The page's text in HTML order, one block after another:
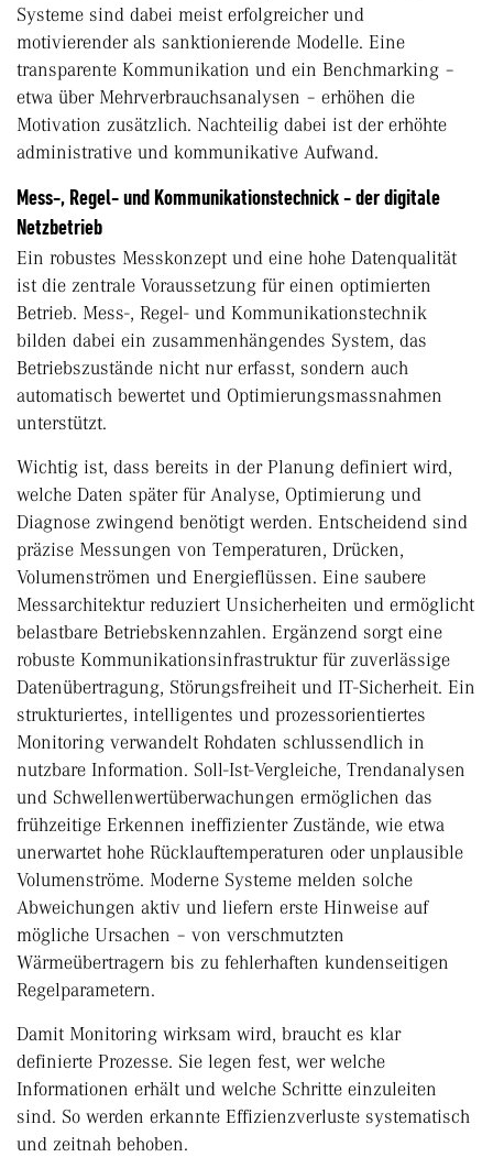
Systeme sind dabei meist erfolgreicher und
motivierender als sanktionierende Modelle. Eine
transparente Kommunikation und ein Benchmarking –
etwa über Mehrverbrauchsanalysen – erhöhen die
Motivation zusätzlich. Nachteilig dabei ist der erhöhte
administrative und kommunikative Aufwand.
Mess-, Regel- und Kommunikationstechnick - der digitale
Netzbetrieb
Ein robustes Messkonzept und eine hohe Datenqualität
ist die zentrale Voraussetzung für einen optimierten
Betrieb. Mess-, Regel- und Kommunikationstechnik
bilden dabei ein zusammenhängendes System, das
Betriebszustände nicht nur erfasst, sondern auch
automatisch bewertet und Optimierungsmassnahmen
unterstützt.
Wichtig ist, dass bereits in der Planung definiert wird,
welche Daten später für Analyse, Optimierung und
Diagnose zwingend benötigt werden. Entscheidend sind
präzise Messungen von Temperaturen, Drücken,
Volumenströmen und Energieflüssen. Eine saubere
Messarchitektur reduziert Unsicherheiten und ermöglicht
belastbare Betriebskennzahlen. Ergänzend sorgt eine
robuste Kommunikationsinfrastruktur für zuverlässige
Datenübertragung, Störungsfreiheit und IT-Sicherheit. Ein
strukturiertes, intelligentes und prozessorientiertes
Monitoring verwandelt Rohdaten schlussendlich in
nutzbare Information. Soll-Ist-Vergleiche, Trendanalysen
und Schwellenwertüberwachungen ermöglichen das
frühzeitige Erkennen ineffizienter Zustände, wie etwa
unerwartet hohe Rücklauftemperaturen oder unplausible
Volumenströme. Moderne Systeme melden solche
Abweichungen aktiv und liefern erste Hinweise auf
mögliche Ursachen – von verschmutzten
Wärmeübertragern bis zu fehlerhaften kundenseitigen
Regelparametern.
Damit Monitoring wirksam wird, braucht es klar
definierte Prozesse. Sie legen fest, wer welche
Informationen erhält und welche Schritte einzuleiten
sind. So werden erkannte Effizienzverluste systematisch
und zeitnah behoben.